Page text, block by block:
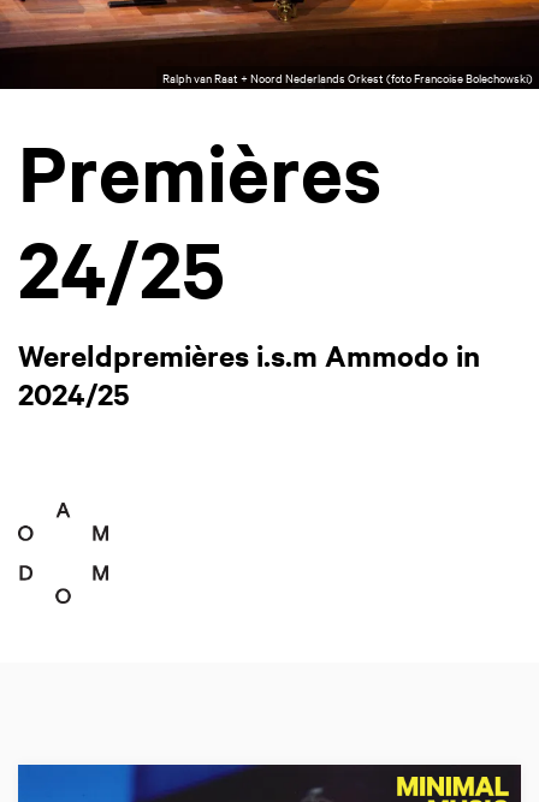
Ralph van Raat + Noord Nederlands Orkest (foto Francoise Bolechowski)
Premières
24/25
Wereldpremières i.s.m Ammodo in
2024/25